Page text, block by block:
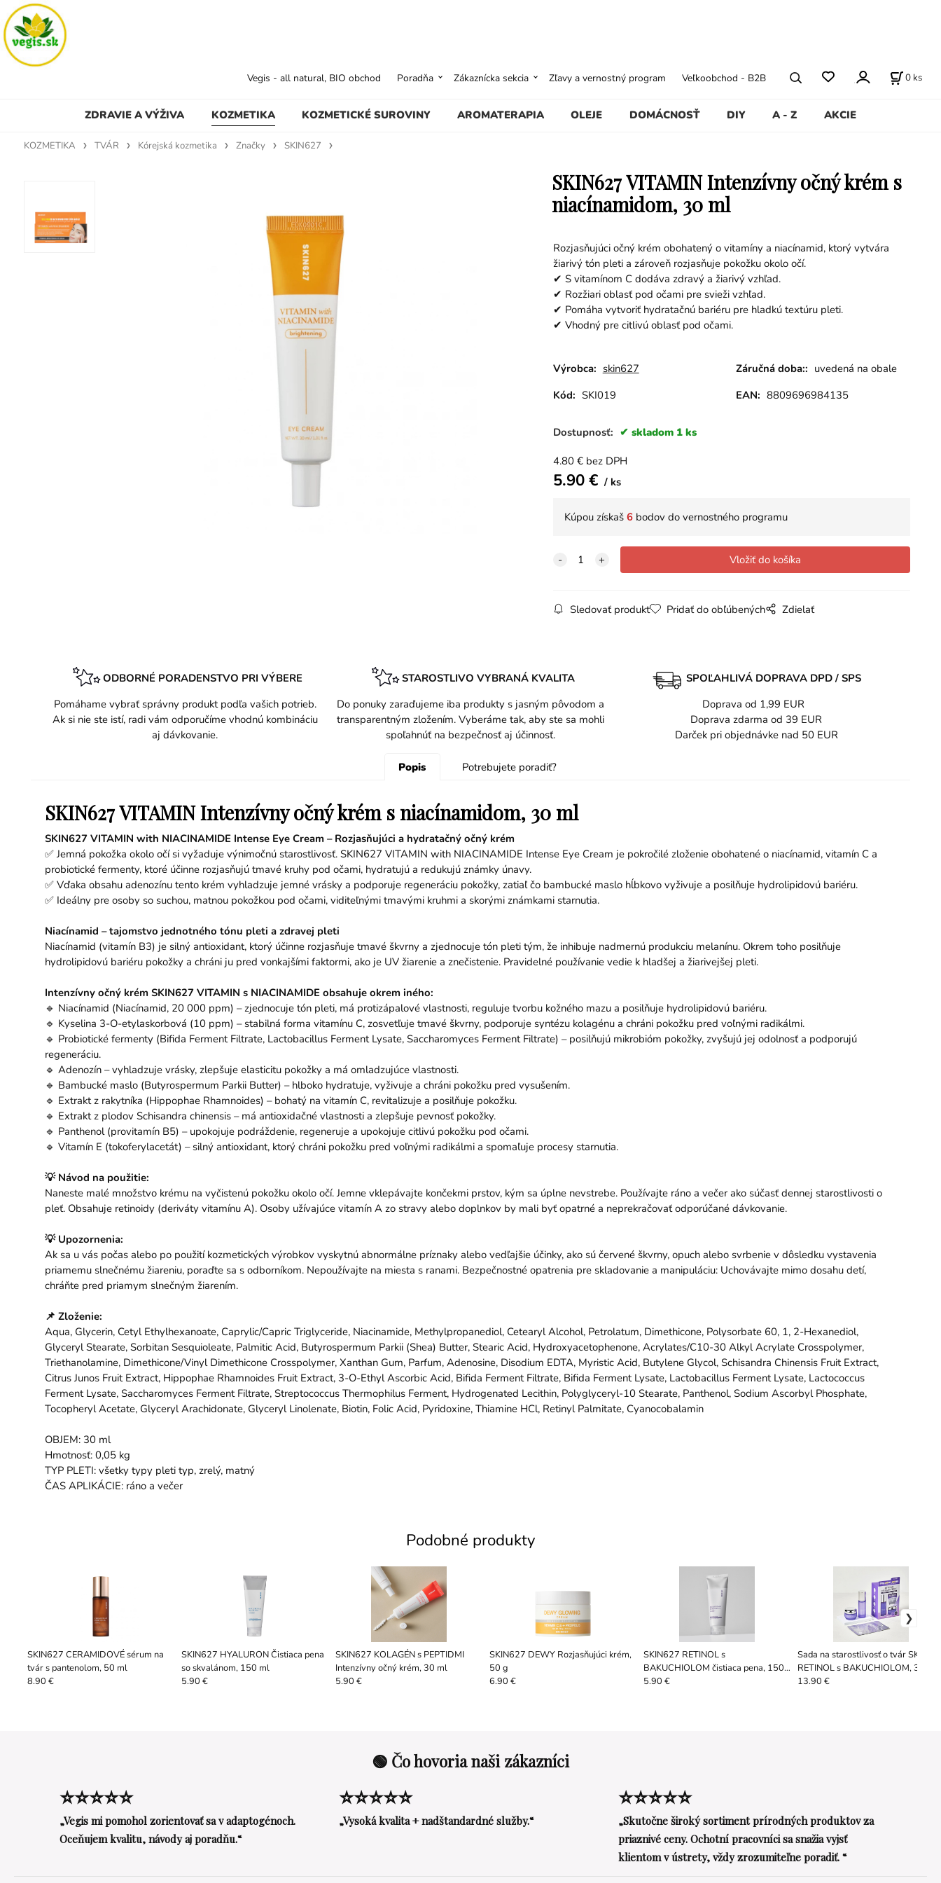
ZDRAVIE A VÝŽIVA KOZMETIKA KOZMETICKÉ SUROVINY AROMATERAPIA OLEJE DOMÁCNOSŤ DIY A - Z AKCIE
Vegis - all natural, BIO obchod Poradňa Zákaznícka sekcia Zľavy a vernostný program Veľkoobchod - B2B 0 ks
KOZMETIKA TVÁR Kórejská kozmetika Značky SKIN627
SKIN627 VITAMIN Intenzívny očný krém s
niacínamidom, 30 ml
Rozjasňujúci očný krém obohatený o vitamíny a niacínamid, ktorý vytvára
žiarivý tón pleti a zároveň rozjasňuje pokožku okolo očí.
✔ S vitamínom C dodáva zdravý a žiarivý vzhľad.
✔ Rozžiari oblasť pod očami pre svieži vzhľad.
✔ Pomáha vytvoriť hydratačnú bariéru pre hladkú textúru pleti.
✔ Vhodný pre citlivú oblasť pod očami.
Výrobca: skin627 Záručná doba:: uvedená na obale
Kód: SKI019 EAN: 8809696984135
Dostupnosť: skladom 1 ks
4.80€ bez DPH
5.90€ ks
Kúpou získaš 6bodov do vernostného programu
Sledovať produkt Pridať do obľúbených Zdielať
ODBORNÉ PORADENSTVO PRI VÝBERE
Pomáhame vybrať správny produkt podľa vašich potrieb.
Ak si nie ste istí, radi vám odporučíme vhodnú kombináciu
aj dávkovanie.
STAROSTLIVO VYBRANÁ KVALITA
Do ponuky zaraďujeme iba produkty s jasným pôvodom a
transparentným zložením. Vyberáme tak, aby ste sa mohli
spoľahnúť na bezpečnosť aj účinnosť.
SPOĽAHLIVÁ DOPRAVA DPD / SPS
Doprava od 1,99 EUR
Doprava zdarma od 39 EUR
Darček pri objednávke nad 50 EUR
Popis Potrebujete poradiť?
SKIN627 VITAMIN Intenzívny očný krém s niacínamidom, 30 ml
SKIN627 VITAMIN with NIACINAMIDE Intense Eye Cream – Rozjasňujúci a hydratačný očný krém
✅ Jemná pokožka okolo očí si vyžaduje výnimočnú starostlivosť. SKIN627 VITAMIN with NIACINAMIDE Intense Eye Cream je pokročilé zloženie obohatené o niacínamid, vitamín C a
probiotické fermenty, ktoré účinne rozjasňujú tmavé kruhy pod očami, hydratujú a redukujú známky únavy.
✅ Vďaka obsahu adenozínu tento krém vyhladzuje jemné vrásky a podporuje regeneráciu pokožky, zatiaľ čo bambucké maslo hĺbkovo vyživuje a posilňuje hydrolipidovú bariéru.
✅ Ideálny pre osoby so suchou, matnou pokožkou pod očami, viditeľnými tmavými kruhmi a skorými známkami starnutia.
Niacínamid – tajomstvo jednotného tónu pleti a zdravej pleti
Niacínamid (vitamín B3) je silný antioxidant, ktorý účinne rozjasňuje tmavé škvrny a zjednocuje tón pleti tým, že inhibuje nadmernú produkciu melanínu. Okrem toho posilňuje
hydrolipidovú bariéru pokožky a chráni ju pred vonkajšími faktormi, ako je UV žiarenie a znečistenie. Pravidelné používanie vedie k hladšej a žiarivejšej pleti.
Intenzívny očný krém SKIN627 VITAMIN s NIACINAMIDE obsahuje okrem iného:
🔹 Niacínamid (Niacínamid, 20 000 ppm) – zjednocuje tón pleti, má protizápalové vlastnosti, reguluje tvorbu kožného mazu a posilňuje hydrolipidovú bariéru.
🔹 Kyselina 3-O-etylaskorbová (10 ppm) – stabilná forma vitamínu C, zosvetľuje tmavé škvrny, podporuje syntézu kolagénu a chráni pokožku pred voľnými radikálmi.
🔹 Probiotické fermenty (Bifida Ferment Filtrate, Lactobacillus Ferment Lysate, Saccharomyces Ferment Filtrate) – posilňujú mikrobióm pokožky, zvyšujú jej odolnosť a podporujú
regeneráciu.
🔹 Adenozín – vyhladzuje vrásky, zlepšuje elasticitu pokožky a má omladzujúce vlastnosti.
🔹 Bambucké maslo (Butyrospermum Parkii Butter) – hlboko hydratuje, vyživuje a chráni pokožku pred vysušením.
🔹 Extrakt z rakytníka (Hippophae Rhamnoides) – bohatý na vitamín C, revitalizuje a posilňuje pokožku.
🔹 Extrakt z plodov Schisandra chinensis – má antioxidačné vlastnosti a zlepšuje pevnosť pokožky.
🔹 Panthenol (provitamín B5) – upokojuje podráždenie, regeneruje a upokojuje citlivú pokožku pod očami.
🔹 Vitamín E (tokoferylacetát) – silný antioxidant, ktorý chráni pokožku pred voľnými radikálmi a spomaľuje procesy starnutia.
💡 Návod na použitie:
Naneste malé množstvo krému na vyčistenú pokožku okolo očí. Jemne vklepávajte končekmi prstov, kým sa úplne nevstrebe. Používajte ráno a večer ako súčasť dennej starostlivosti o
pleť. Obsahuje retinoidy (deriváty vitamínu A). Osoby užívajúce vitamín A zo stravy alebo doplnkov by mali byť opatrné a neprekračovať odporúčané dávkovanie.
💡 Upozornenia:
Ak sa u vás počas alebo po použití kozmetických výrobkov vyskytnú abnormálne príznaky alebo vedľajšie účinky, ako sú červené škvrny, opuch alebo svrbenie v dôsledku vystavenia
priamemu slnečnému žiareniu, poraďte sa s odborníkom. Nepoužívajte na miesta s ranami. Bezpečnostné opatrenia pre skladovanie a manipuláciu: Uchovávajte mimo dosahu detí,
chráňte pred priamym slnečným žiarením.
📌 Zloženie:
Aqua, Glycerin, Cetyl Ethylhexanoate, Caprylic/Capric Triglyceride, Niacinamide, Methylpropanediol, Cetearyl Alcohol, Petrolatum, Dimethicone, Polysorbate 60, 1, 2-Hexanediol,
Glyceryl Stearate, Sorbitan Sesquioleate, Palmitic Acid, Butyrospermum Parkii (Shea) Butter, Stearic Acid, Hydroxyacetophenone, Acrylates/C10-30 Alkyl Acrylate Crosspolymer,
Triethanolamine, Dimethicone/Vinyl Dimethicone Crosspolymer, Xanthan Gum, Parfum, Adenosine, Disodium EDTA, Myristic Acid, Butylene Glycol, Schisandra Chinensis Fruit Extract,
Citrus Junos Fruit Extract, Hippophae Rhamnoides Fruit Extract, 3-O-Ethyl Ascorbic Acid, Bifida Ferment Filtrate, Bifida Ferment Lysate, Lactobacillus Ferment Lysate, Lactococcus
Ferment Lysate, Saccharomyces Ferment Filtrate, Streptococcus Thermophilus Ferment, Hydrogenated Lecithin, Polyglyceryl-10 Stearate, Panthenol, Sodium Ascorbyl Phosphate,
Tocopheryl Acetate, Glyceryl Arachidonate, Glyceryl Linolenate, Biotin, Folic Acid, Pyridoxine, Thiamine HCl, Retinyl Palmitate, Cyanocobalamin
OBJEM: 30 ml
Hmotnosť: 0,05 kg
TYP PLETI: všetky typy pleti typ, zrelý, matný
ČAS APLIKÁCIE: ráno a večer
Podobné produkty
SKIN627 CERAMIDOVÉ sérum na
tvár s pantenolom, 50 ml
8.90 €
SKIN627 HYALURON Čistiaca pena
so skvalánom, 150 ml
5.90 €
SKIN627 KOLAGÉN s PEPTIDMI
Intenzívny očný krém, 30 ml
5.90 €
SKIN627 DEWY Rozjasňujúci krém,
50 g
6.90 €
SKIN627 RETINOL s
BAKUCHIOLOM čistiaca pena, 150
ml
5.90 €
Sada na starostlivosť o tvár
RETINOL s BAKUCHIOLOM, 3 x 22
ml + 50 g + 50 ml
13.90 €
🟢 Čo hovoria naši zákazníci
⭐⭐⭐⭐⭐
„Vegis mi pomohol zorientovať sa v adaptogénoch.
Oceňujem kvalitu, návody aj poradňu.“
⭐⭐⭐⭐⭐
„Vysoká kvalita + nadštandardné služby.“
⭐⭐⭐⭐⭐
„Skutočne široký sortiment prírodných produktov za
priaznivé ceny. Ochotní pracovníci sa snažia vyjsť
klientom v ústrety, vždy zrozumiteľne poradiť. “